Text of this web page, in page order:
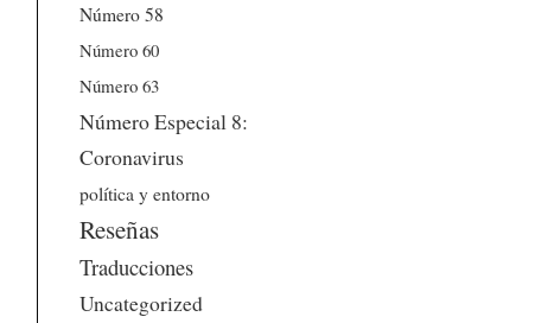
Número 58
Número 60
Número 63
Número Especial 8:
Coronavirus
política y entorno
Reseñas
Traducciones
Uncategorized